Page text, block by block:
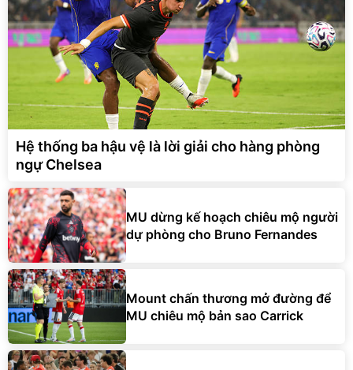
Hệ thống ba hậu vệ là lời giải cho hàng phòng
ngự Chelsea
MU dừng kế hoạch chiêu mộ người
dự phòng cho Bruno Fernandes
Mount chấn thương mở đường để
MU chiêu mộ bản sao Carrick